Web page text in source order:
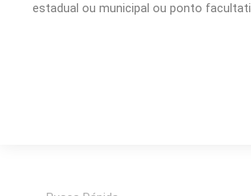
estadual ou municipal ou ponto